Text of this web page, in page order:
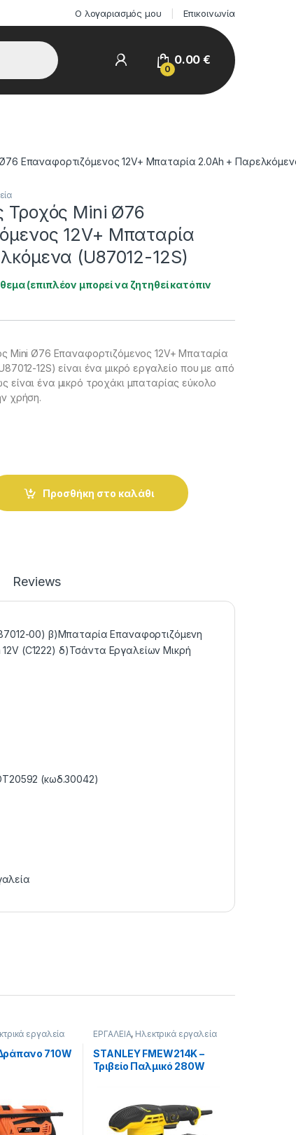
Ο λογαριασμός μου Επικοινωνία
0
0.00€
Επαναφορτιζόμενος 12V+ Μπαταρία 2.0Ah +
Τροχός Mini Ø76
12V+ Μπαταρία
(U87012-12S)
(επιπλέον μπορεί να ζητηθεί κατόπιν
Mini Ø76 Επαναφορτιζόμενος 12V+ Μπαταρία
12S) είναι ένα μικρό εργαλείο που με από
ένα μικρό τροχάκι μπαταρίας εύκολο
χρήση.
Ø76 Επαναφορτιζόμενος 12V+ Μπαταρία 2.0Ah +
Προσθήκη στο καλάθι
Reviews
00) β)Μπαταρία Επαναφορτιζόμενη
(C1222) δ)Τσάντα Εργαλείων Μικρή
(κωδ.30042)
εργαλεία
710W
ΕΡΓΑΛΕΙΑ, Ηλεκτρικά εργαλεία
STANLEY FMEW214K –
Τριβείο Παλμικό 280W